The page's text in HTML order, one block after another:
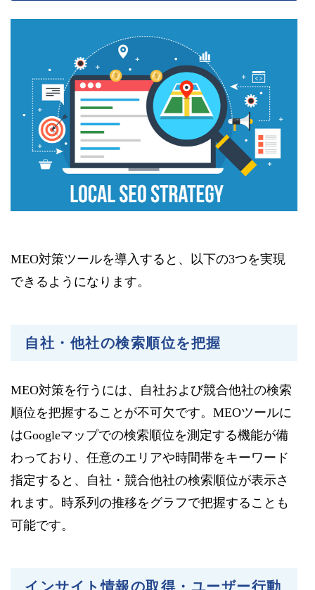
MEO対策ツールを導入すると、以下の3つを実現
できるようになります。
自社・他社の検索順位を把握
MEO対策を行うには、自社および競合他社の検索
順位を把握することが不可欠です。MEOツールに
はGoogleマップでの検索順位を測定する機能が備
わっており、任意のエリアや時間帯をキーワード
指定すると、自社・競合他社の検索順位が表示さ
れます。時系列の推移をグラフで把握することも
可能です。
インサイト情報の取得・ユーザー行動